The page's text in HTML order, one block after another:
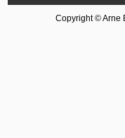
Copyright © Arne